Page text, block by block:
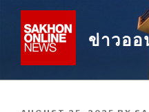
content
ข่าวออ